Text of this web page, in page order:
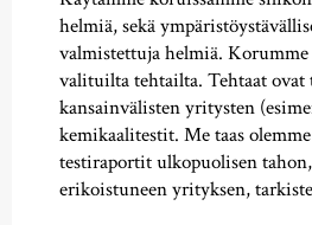
helmiä, sekä
valmistettuja helmiä.
valituilta tehtailta. Tehtaat ovat
kansainvälisten yritysten
kemikaalitestit. Me taas
testiraportit ulkopuolisen
erikoistuneen yrityksen,